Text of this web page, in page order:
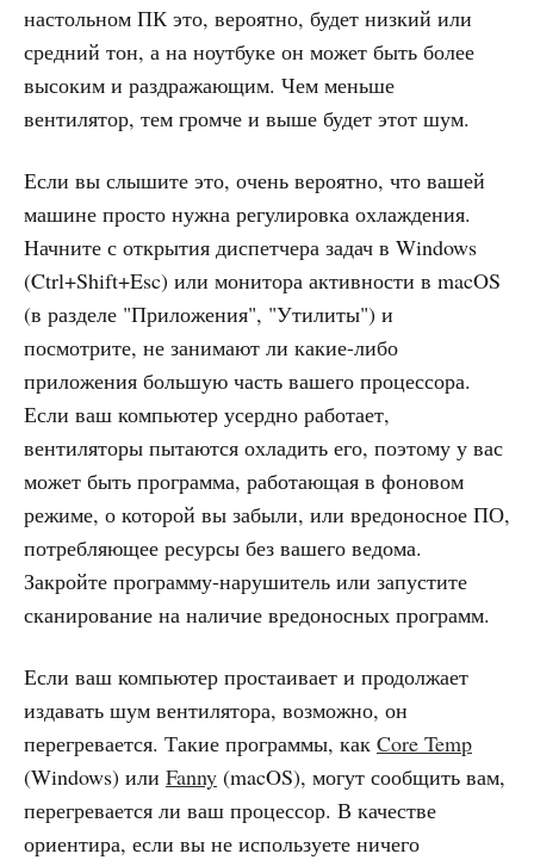
настольном ПК это, вероятно, будет низкий или
средний тон, а на ноутбуке он может быть более
высоким и раздражающим. Чем меньше
вентилятор, тем громче и выше будет этот шум.
Если вы слышите это, очень вероятно, что вашей
машине просто нужна регулировка охлаждения.
Начните с открытия диспетчера задач в Windows
(Ctrl+Shift+Esc) или монитора активности в macOS
(в разделе "Приложения", "Утилиты") и
посмотрите, не занимают ли какие-либо
приложения большую часть вашего процессора.
Если ваш компьютер усердно работает,
вентиляторы пытаются охладить его, поэтому у вас
может быть программа, работающая в фоновом
режиме, о которой вы забыли, или вредоносное ПО,
потребляющее ресурсы без вашего ведома.
Закройте программу-нарушитель или запустите
сканирование на наличие вредоносных программ.
Если ваш компьютер простаивает и продолжает
издавать шум вентилятора, возможно, он
перегревается. Такие программы, как Core Temp
(Windows) или Fanny (macOS), могут сообщить вам,
перегревается ли ваш процессор. В качестве
ориентира, если вы не используете ничего